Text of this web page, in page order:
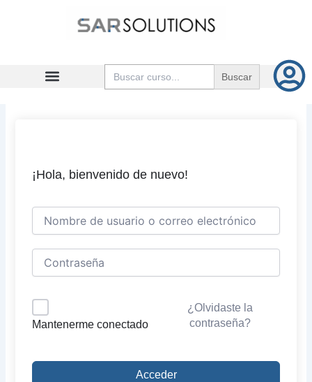
Buscar:
¡Hola, bienvenido de nuevo!
Mantenerme conectado
¿Olvidaste la
contraseña?
Acceder